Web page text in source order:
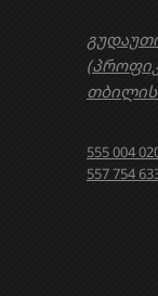
555 004
557 754